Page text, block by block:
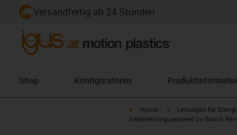
Versandfertig ab 24 Stunden
Shop Konfiguratoren
igus-icon-arrow-right
Home igus-icon-arrow-right
Leitungen für
Geberleitung passend zu Bosch